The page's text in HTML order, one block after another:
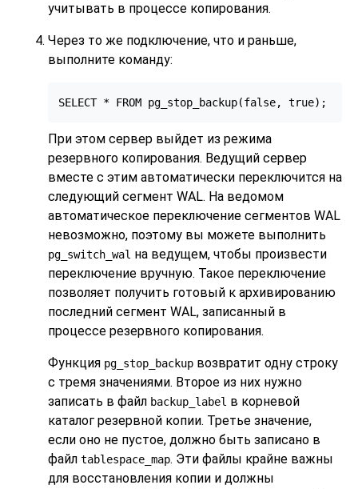
учитывать в процессе копирования.
Через то же подключение, что и раньше,
выполните команду:
SELECT * FROM pg_stop_backup(false, true);
При этом сервер выйдет из режима
резервного копирования. Ведущий сервер
вместе с этим автоматически переключится на
следующий сегмент WAL. На ведомом
автоматическое переключение сегментов WAL
невозможно, поэтому вы можете выполнить
pg_switch_wal на ведущем, чтобы произвести
переключение вручную. Такое переключение
позволяет получить готовый к архивированию
последний сегмент WAL, записанный в
процессе резервного копирования.
Функция pg_stop_backup возвратит одну строку
с тремя значениями. Второе из них нужно
записать в файл backup_label в корневой
каталог резервной копии. Третье значение,
если оно не пустое, должно быть записано в
файл tablespace_map. Эти файлы крайне важны
для восстановления копии и должны